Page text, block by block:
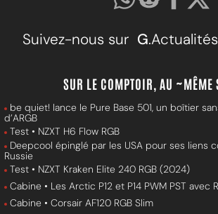
Suivez-nous sur G
SUR LE COMPTOIR, AU ~MÊME
be quiet! lance le Pure Base 501, un boîtier
d’ARGB
Test • NZXT H6 Flow RGB
Deepcool épinglé par les USA pour ses liens
Russie
Test • NZXT Kraken Elite 240 RGB (2024)
Cabine • Les Arctic P12 et P14 PWM PST avec
Cabine • Corsair AF120 RGB Slim